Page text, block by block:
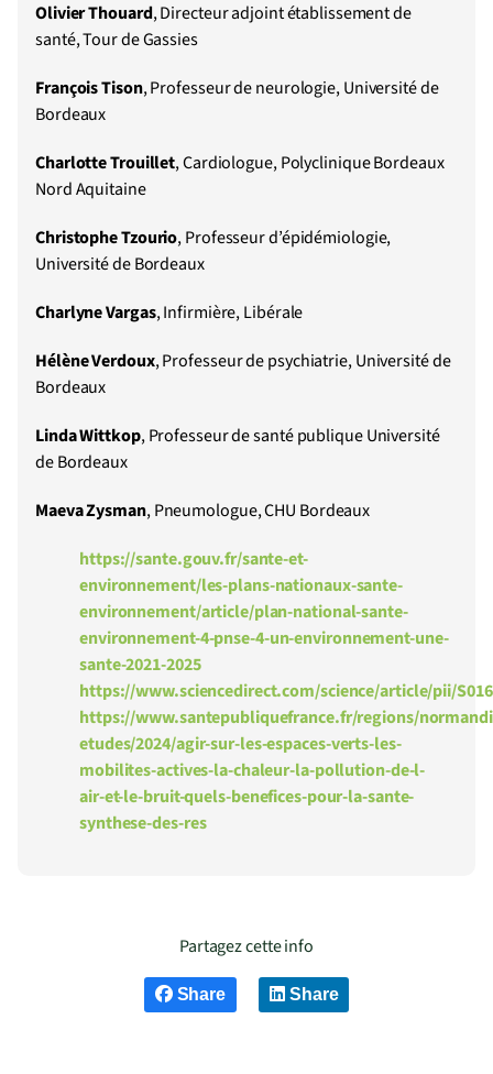
Olivier Thouard, Directeur adjoint établissement de
santé, Tour de Gassies
François Tison, Professeur de neurologie, Université de
Bordeaux
Charlotte Trouillet, Cardiologue, Polyclinique Bordeaux
Nord Aquitaine
Christophe Tzourio, Professeur d’épidémiologie,
Université de Bordeaux
Charlyne Vargas, Infirmière, Libérale
Hélène Verdoux, Professeur de psychiatrie, Université de
Bordeaux
Linda Wittkop, Professeur de santé publique Université
de Bordeaux
MaevaZysman, Pneumologue, CHU Bordeaux
https://sante.gouv.fr/sante-et-
environnement/les-plans-nationaux-sante-
environnement/article/plan-national-sante-
environnement-4-pnse-4-un-environnement-une-
sante-2021-2025
https://www.sciencedirect.com/science/article/pii/
https://www.santepubliquefrance.fr/regions/
etudes/2024/agir-sur-les-espaces-verts-les-
mobilites-actives-la-chaleur-la-pollution-de-l-
air-et-le-bruit-quels-benefices-pour-la-sante-
synthese-des-res
Partagez cette info
Share Share